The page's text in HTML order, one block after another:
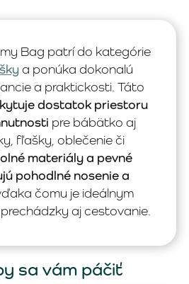
Bag patrí do kategórie
a ponúka dokonalú
a praktickosti. Táto
dostatok priestoru
pre bábätko aj
fľašky, oblečenie či
materiály a pevné
pohodlné nosenie a
čomu je ideálnym
aj cestovanie.
sa vám páčiť